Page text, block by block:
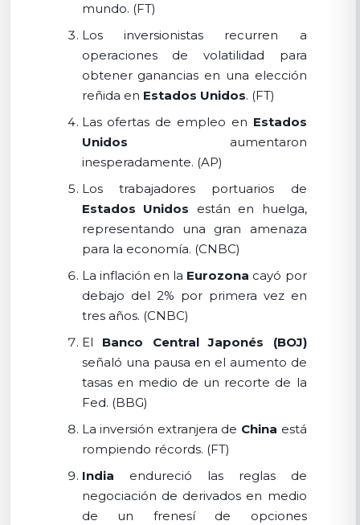
mundo. (FT)
Los inversionistas recurren a
operaciones de volatilidad para
obtener ganancias en una elección
reñida en Estados Unidos. (FT)
Las ofertas de empleo en Estados
Unidos aumentaron
inesperadamente. (AP)
Los trabajadores portuarios de
Estados Unidos están en huelga,
representando una gran amenaza
para la economía. (CNBC)
La inflación en la Eurozona cayó por
debajo del 2% por primera vez en
tres años. (CNBC)
El Banco Central Japonés (BOJ)
señaló una pausa en el aumento de
tasas en medio de un recorte de la
Fed. (BBG)
La inversión extranjera de China está
rompiendo récords. (FT)
India endureció las reglas de
negociación de derivados en medio
de un frenesí de opciones